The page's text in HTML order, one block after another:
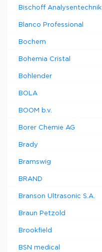
Bischoff Analysentechnik
Blanco Professional
Bochem
Bohemia Cristal
Bohlender
BOLA
BOOM b.v.
Borer Chemie AG
Brady
Bramswig
BRAND
Branson Ultrasonic S.A.
Braun Petzold
Brookfield
BSN medical